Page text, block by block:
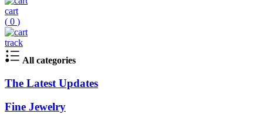
cart
( 0 )
track
All categories
The Latest Updates
Fine Jewelry